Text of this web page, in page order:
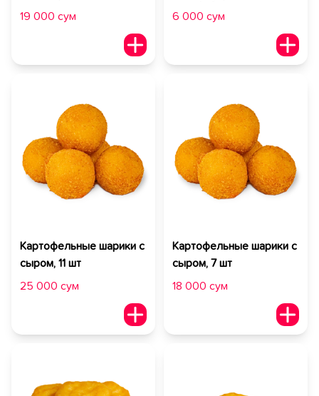
19 000 сум
6 000 сум
Картофельные шарики с
сыром, 11 шт
25 000 сум
Картофельные шарики с
сыром, 7 шт
18 000 сум